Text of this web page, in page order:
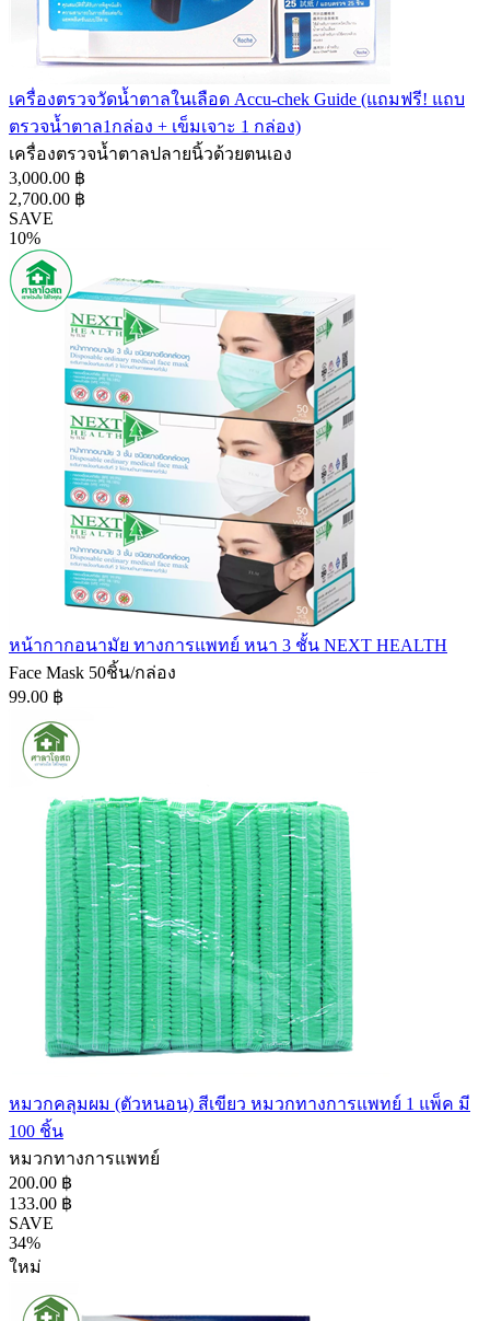
เครื่องตรวจวัดน้ำตาลในเลือด Accu-chek Guide (แถมฟรี! แถบ
ตรวจน้ำตาล1กล่อง + เข็มเจาะ 1 กล่อง)
เครื่องตรวจน้ำตาลปลายนิ้วด้วยตนเอง
3,000.00 ฿
2,700.00 ฿
SAVE
10%
หน้ากากอนามัย ทางการแพทย์ หนา 3 ชั้น NEXT HEALTH
Face Mask 50ชิ้น/กล่อง
99.00 ฿
หมวกคลุมผม (ตัวหนอน) สีเขียว หมวกทางการแพทย์ 1 แพ็ค มี
100 ชิ้น
หมวกทางการแพทย์
200.00 ฿
133.00 ฿
SAVE
34%
ใหม่